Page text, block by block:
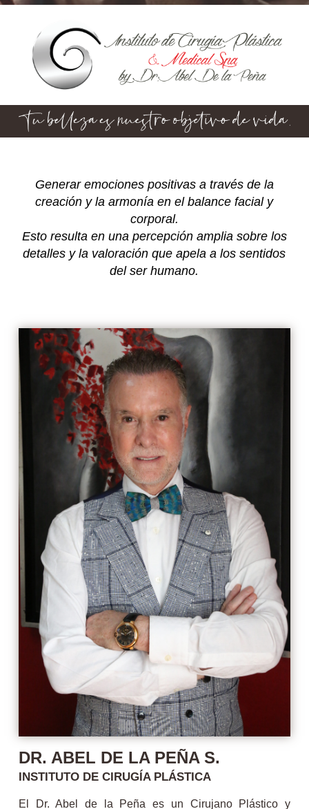
Generar emociones positivas a través de la
creación y la armonía en el balance facial y
corporal.
Esto resulta en una percepción amplia sobre los
detalles y la valoración que apela a los sentidos
del ser humano.
DR. ABEL DE LA PEÑA S.
INSTITUTO DE CIRUGÍA PLÁSTICA
El Dr. Abel de la Peña es un Cirujano Plástico y